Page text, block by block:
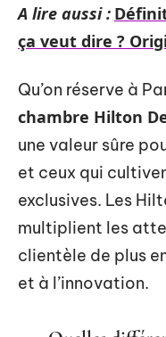
A lire aussi :
ça veut dire ?
Qu’on réserve à
chambre Hilton
une valeur sûre
et ceux qui
exclusives. Les
multiplient les
clientèle de plus
et à l’innovation.